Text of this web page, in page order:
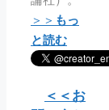
＞＞ もっ
と読む
＜＜お